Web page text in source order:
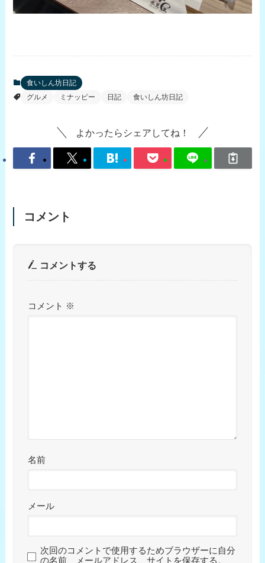
食いしん坊日記
グルメ
ミナッピー 日記 食いしん坊日記
よかったらシェアしてね！
コメント
コメントする
コメント ※
名前
メール
次回のコメントで使用するためブラウザーに自分
の名前、メールアドレス、サイトを保存する。